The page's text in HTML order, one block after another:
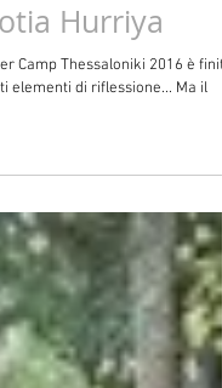
Hurriya
Camp Thessaloniki 2016 è finito
elementi di riflessione... Ma il